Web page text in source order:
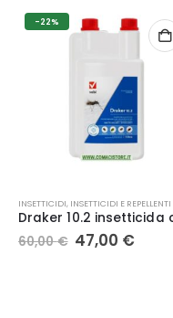
INSETTICIDI, INSETTICIDI E REPELLENTI
6,50€